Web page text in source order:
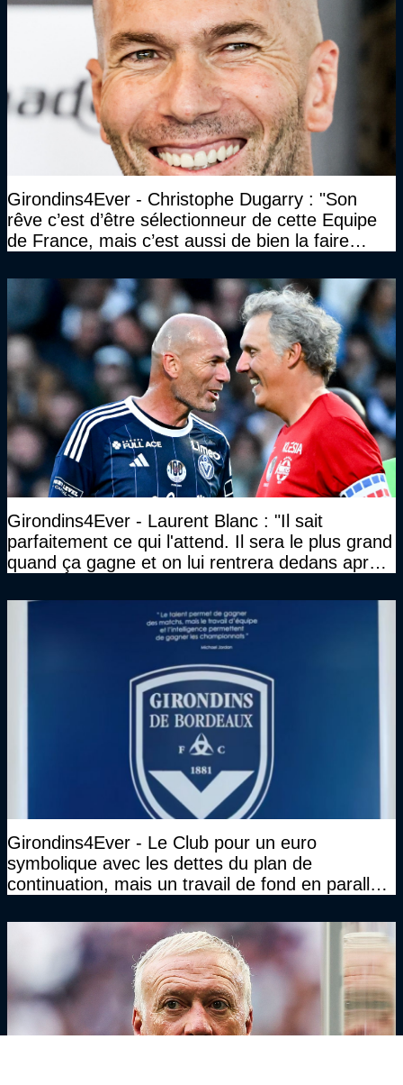
Girondins4Ever - Christophe Dugarry : "Son
rêve c’est d’être sélectionneur de cette Equipe
de France, mais c’est aussi de bien la faire
Girondins4Ever - Laurent Blanc : "Il sait
parfaitement ce qui l'attend. Il sera le plus grand
quand ça gagne et on lui rentrera dedans après
Girondins4Ever - Le Club pour un euro
symbolique avec les dettes du plan de
continuation, mais un travail de fond en parallèle